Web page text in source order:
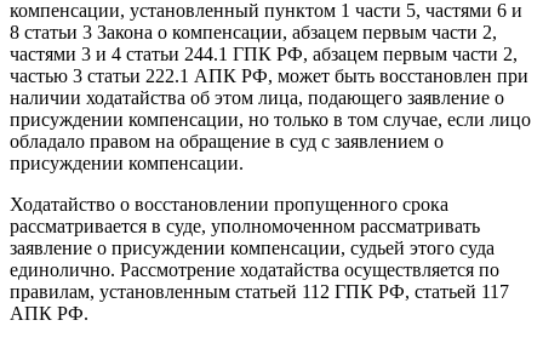
компенсации, установленный пунктом 1 части 5, частями 6 и
8 статьи 3 Закона о компенсации, абзацем первым части 2,
частями 3 и 4 статьи 244.1 ГПК РФ, абзацем первым части 2,
частью 3 статьи 222.1 АПК РФ, может быть восстановлен при
наличии ходатайства об этом лица, подающего заявление о
присуждении компенсации, но только в том случае, если лицо
обладало правом на обращение в суд с заявлением о
присуждении компенсации.
Ходатайство о восстановлении пропущенного срока
рассматривается в суде, уполномоченном рассматривать
заявление о присуждении компенсации, судьей этого суда
единолично. Рассмотрение ходатайства осуществляется по
правилам, установленным статьей 112 ГПК РФ, статьей 117
АПК РФ.